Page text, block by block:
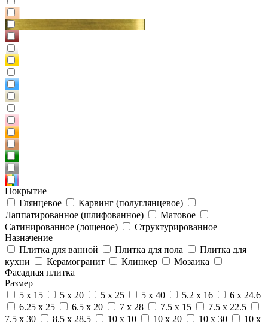
Покрытие
Глянцевое
Карвинг (полуглянцевое)
Лаппатированное (шлифованное)
Матовое
Сатинированное (лощеное)
Структурированное
Назначение
Плитка для ванной
Плитка для пола
Плитка для
кухни
Керамогранит Клинкер
Мозаика
Фасадная плитка
Размер
5 x 15
5 x 20 5 x 25 5 x 40 5.2 x 16
6 x 24.6
6.25 x 25
6.5 x 20 7 x 28 7.5 x 15
7.5 x 22.5
7.5 x 30
8.5 x 28.5 10 x 10 10 x 20 10 x 30 10 x